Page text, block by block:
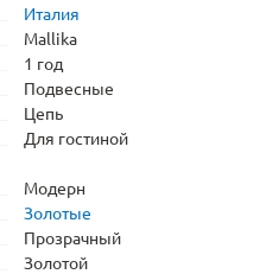
Италия
Mallika
1 год
Подвесные
Цепь
Для гостиной
Модерн
Золотые
Прозрачный
Золотой